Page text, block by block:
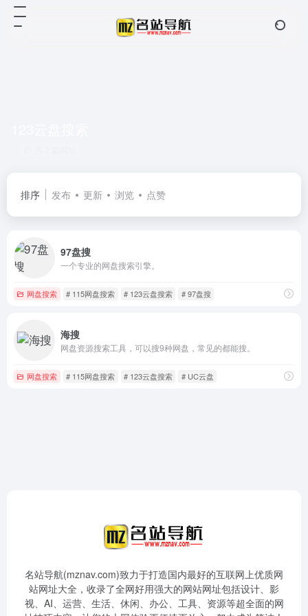
排序 发布 更新 浏览 点赞
97盘搜
一个专业的网盘搜索引擎。
网盘搜索 # 115网盘搜索 # 123云盘搜索 # 97盘搜
海搜
网盘资源搜索工具，可以搜9种网盘，常见的都能搜。
网盘搜索 # 115网盘搜索 # 123云盘搜索 # UC云盘
名站导航(mznav.com)致力于打造国内最好的互联网上优质网
站网址大全，收录了全网好用强大的网站网址包括设计、影
视、AI、运营、生活、休闲、办公、工具、资源等超全面的网